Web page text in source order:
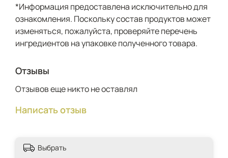
*Информация предоставлена исключительно для
ознакомления. Поскольку состав продуктов может
изменяться, пожалуйста, проверяйте перечень
ингредиентов на упаковке полученного товара.
Отзывы
Отзывов еще никто не оставлял
Написать отзыв
Выбрать